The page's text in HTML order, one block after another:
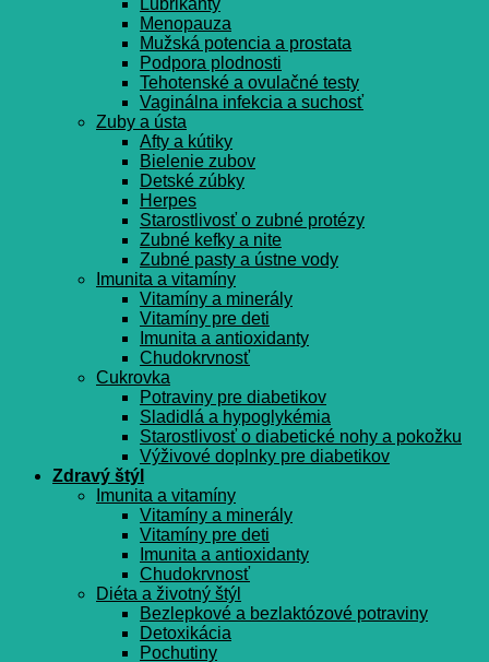
Lubrikanty
Menopauza
Mužská potencia a prostata
Podpora plodnosti
Tehotenské a ovulačné testy
Vaginálna infekcia a suchosť
Zuby a ústa
Afty a kútiky
Bielenie zubov
Detské zúbky
Herpes
Starostlivosť o zubné protézy
Zubné kefky a nite
Zubné pasty a ústne vody
Imunita a vitamíny
Vitamíny a minerály
Vitamíny pre deti
Imunita a antioxidanty
Chudokrvnosť
Cukrovka
Potraviny pre diabetikov
Sladidlá a hypoglykémia
Starostlivosť o diabetické nohy a pokožku
Výživové doplnky pre diabetikov
Zdravý štýl
Imunita a vitamíny
Vitamíny a minerály
Vitamíny pre deti
Imunita a antioxidanty
Chudokrvnosť
Diéta a životný štýl
Bezlepkové a bezlaktózové potraviny
Detoxikácia
Pochutiny